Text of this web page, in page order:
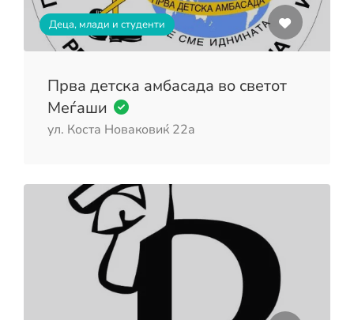
Деца, млади и студенти
Прва детска амбасада во светот
Меѓаши
ул. Коста Новаковиќ 22а